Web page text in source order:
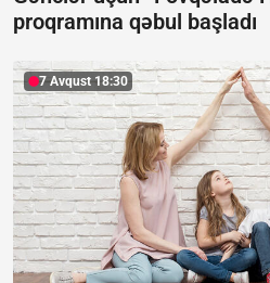
proqramına qəbul başladı
7 Avqust 18:30